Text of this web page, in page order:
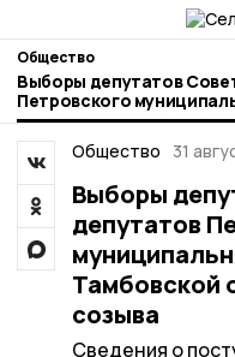
Общество
Выборы депутатов
Петровского
Тамбовской области
Общество
31
Выборы
депутатов
Тамбовской
созыва
Сведения о